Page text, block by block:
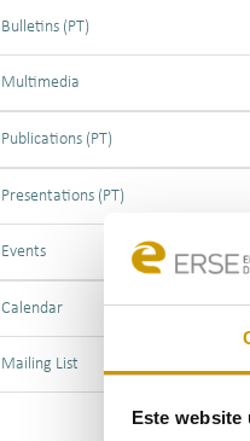
Este website
Bulletins (PT)
Multimedia
Publications (PT)
Presentations (PT)
Events
Calendar
Mailing List